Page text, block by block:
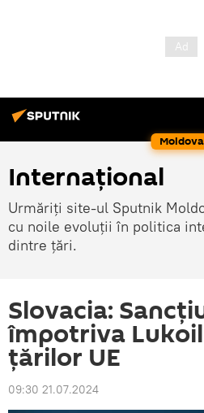
Moldova
Internațional
Urmăriți site-ul Sputnik
cu noile evoluții în politica
dintre țări.
Slovacia:
împotriva
țărilor UE
09:30 21.07.2024